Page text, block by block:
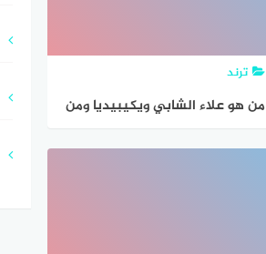
ترند
من هو علاء الشابي ويكيبيديا ومن